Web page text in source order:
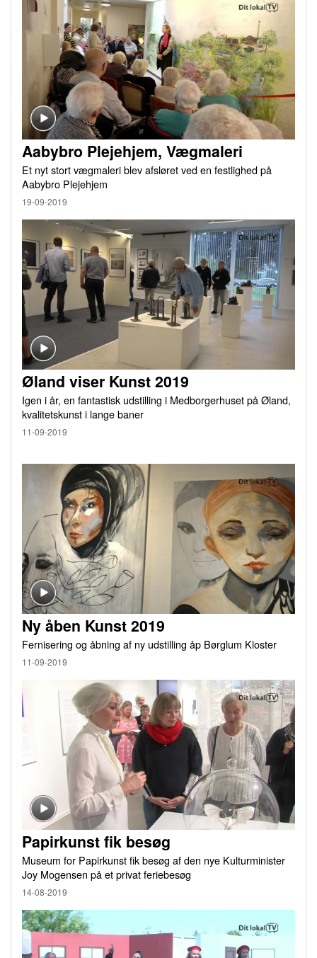
Aabybro Plejehjem, Vægmaleri
Et nyt stort vægmaleri blev afsløret ved en festlighed på
Aabybro Plejehjem
19-09-2019
Øland viser Kunst 2019
Igen i år, en fantastisk udstilling i Medborgerhuset på Øland,
kvalitetskunst i lange baner
11-09-2019
Ny åben Kunst 2019
Fernisering og åbning af ny udstilling åp Børglum Kloster
11-09-2019
Papirkunst fik besøg
Museum for Papirkunst fik besøg af den nye Kulturminister
Joy Mogensen på et privat feriebesøg
14-08-2019